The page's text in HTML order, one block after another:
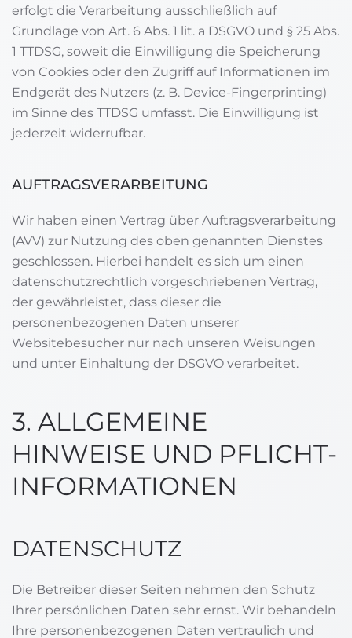
erfolgt die Verarbeitung ausschließlich auf
Grundlage von Art. 6 Abs. 1 lit. a DSGVO und § 25 Abs.
1 TTDSG, soweit die Einwilligung die Speicherung
von Cookies oder den Zugriff auf Informationen im
Endgerät des Nutzers (z. B. Device-Fingerprinting)
im Sinne des TTDSG umfasst. Die Einwilligung ist
jederzeit widerrufbar.
AUFTRAGSVERARBEITUNG
Wir haben einen Vertrag über Auftragsverarbeitung
(AVV) zur Nutzung des oben genannten Dienstes
geschlossen. Hierbei handelt es sich um einen
datenschutzrechtlich vorgeschriebenen Vertrag,
der gewährleistet, dass dieser die
personenbezogenen Daten unserer
Websitebesucher nur nach unseren Weisungen
und unter Einhaltung der DSGVO verarbeitet.
3. ALLGEMEINE
HINWEISE UND PFLICHT­
INFORMATIONEN
DATENSCHUTZ
Die Betreiber dieser Seiten nehmen den Schutz
Ihrer persönlichen Daten sehr ernst. Wir behandeln
Ihre personenbezogenen Daten vertraulich und